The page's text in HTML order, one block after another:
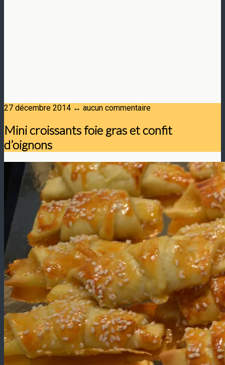
27 décembre 2014 ↔ aucun commentaire
Mini croissants foie gras et confit
d’oignons